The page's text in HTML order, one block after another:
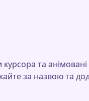
курсора та
за назвою та